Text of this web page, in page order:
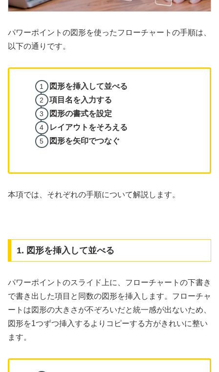
パワーポイントの図形を使ったフローチャートの手順は、
以下の通りです。
図形を挿入して並べる
項目名を入力する
図形の書式を設定
レイアウトをそろえる
図形を矢印でつなぐ
本項では、それぞれの手順について解説します。
1. 図形を挿入して並べる
パワーポイントのスライド上に、フローチャートの下書き
で書き出した項目と同数の図形を挿入します。フローチャ
ートは図形の大きさが不ぞろいだと統一感が出ないため、
図形を1つずつ挿入するよりコピーする方がきれいに整い
ます。